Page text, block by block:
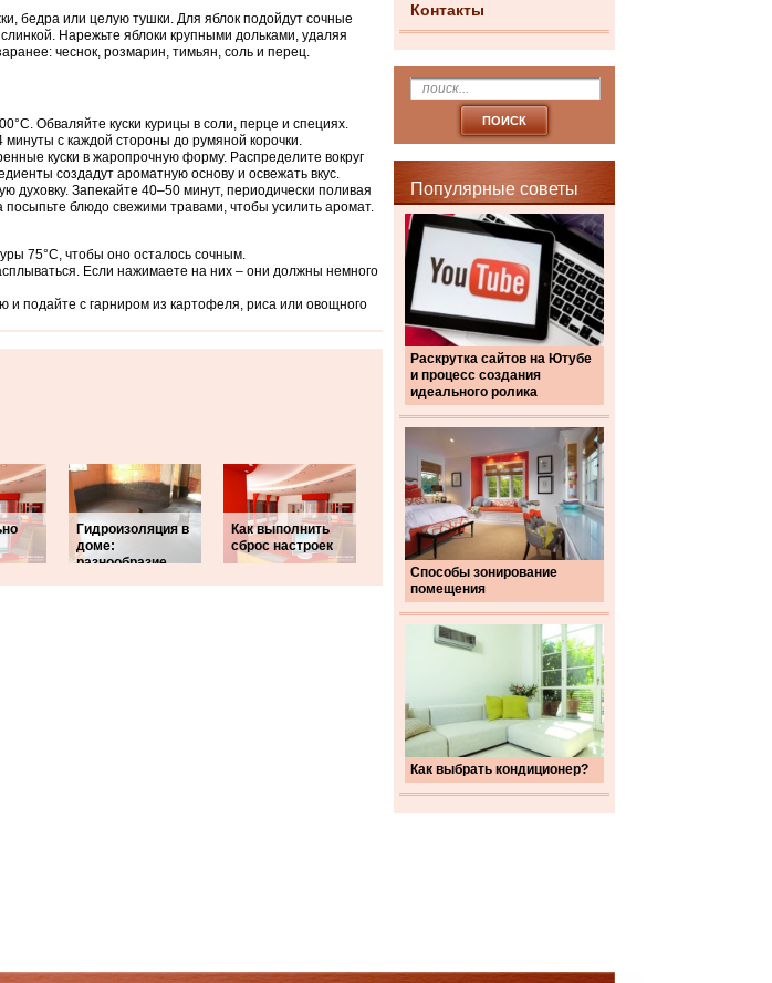
Контакты
Популярные советы
Раскрутка сайтов на Ютубе
и процесс создания
идеального ролика
Способы зонирование
помещения
Как выбрать кондиционер?
бедра или целую тушки. Для яблок подойдут сочные
Нарежьте яблоки крупными дольками, удаляя
чеснок, розмарин, тимьян, соль и перец.
Обваляйте куски курицы в соли, перце и специях.
с каждой стороны до румяной корочки.
куски в жаропрочную форму. Распределите вокруг
создадут ароматную основу и освежать вкус.
духовку. Запекайте 40–50 минут, периодически поливая
блюдо свежими травами, чтобы усилить аромат.
75°C, чтобы оно осталось сочным.
Если нажимаете на них – они должны немного
и подайте с гарниром из картофеля, риса или овощного
Гидроизоляция в
доме:
разнообразие
Как выполнить
сброс настроек